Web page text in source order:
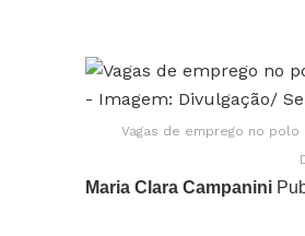
Vagas de emprego no
Maria Clara Campanini